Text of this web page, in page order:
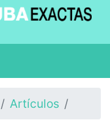
Artículos